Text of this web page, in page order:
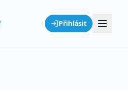
Přihlásit